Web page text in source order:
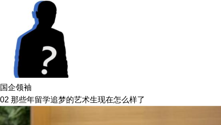
国企领袖
02 那些年留学追梦的艺术生现在怎么样了